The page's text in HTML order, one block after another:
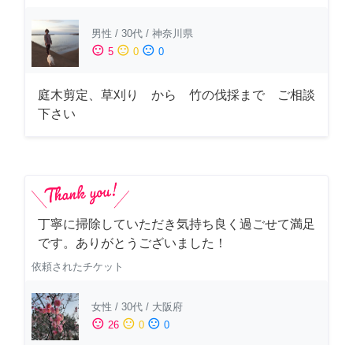
男性 / 30代 / 神奈川県
sentiment_satisfied 5 sentiment_neutral 0 sentiment_dissatisfied 0
庭木剪定、草刈り から 竹の伐採まで ご相談
下さい
丁寧に掃除していただき気持ち良く過ごせて満足
です。ありがとうございました！
依頼されたチケット
女性 / 30代 / 大阪府
sentiment_satisfied 26 sentiment_neutral 0 sentiment_dissatisfied 0